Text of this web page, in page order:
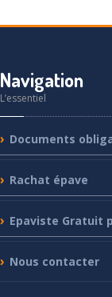
Navigation
L’essentiel
Documents
Rachat épave
Epaviste Gratuit
Nous contacter